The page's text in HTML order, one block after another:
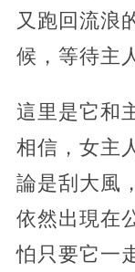
又跑回流浪
候，等待主
這里是它和
相信，女主
論是刮大風
依然出現在
怕只要它一